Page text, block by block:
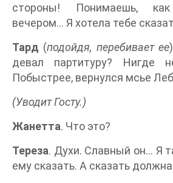
стороны! Понимаешь,
вечером... Я хотела тебе
Тард (подойдя, перебивает ее
девал партитуру? Нигде
Побыстрее, вернулся мсье
(Уводит Госту.)
Жанетта. Что это?
Тереза. Духи. Славный он... Я
ему сказать. А сказать